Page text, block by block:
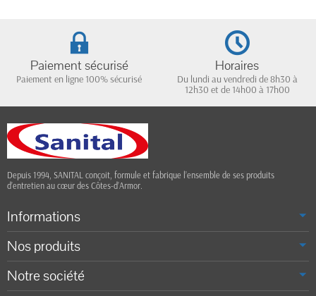
Paiement sécurisé
Paiement en ligne 100% sécurisé
Horaires
Du lundi au vendredi de 8h30 à
12h30 et de 14h00 à 17h00
Depuis 1994, SANITAL conçoit, formule et fabrique l’ensemble de ses produits
d’entretien au cœur des Côtes-d’Armor.
Informations
Nos produits
Notre société